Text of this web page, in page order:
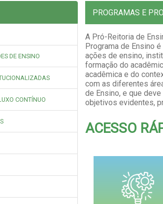
DE ENSINO
CONTÍNUO
PROGRAMAS E
A Pró-Reitoria de
Programa de Ensino
ações de ensino,
formação do
acadêmica e do
com as diferentes
de Ensino, e que
objetivos evidentes,
ACESSO